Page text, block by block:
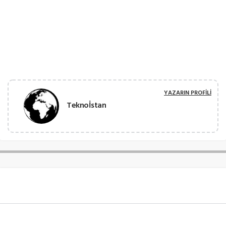
Teknoİstan
YAZARIN PROFILI